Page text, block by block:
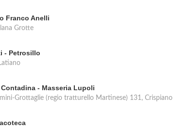
Franco Anelli
Grotte
- Petrosillo
- Masseria Lupoli
Grottaglie (regio tratturello Martinese) 131, Crispiano